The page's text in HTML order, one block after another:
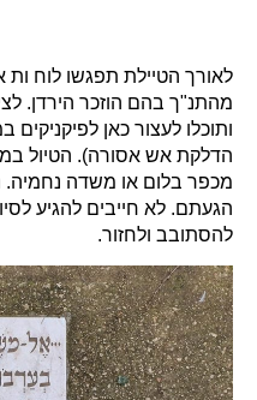
לאורך הטיילת תפגשו לוח
מהתנ"ך בהם הוזכר הירדן.
ותוכלו לעצור כאן
הדלקת אש אסורה). הטיול
מכפר בלום או משדה
הגעתם. לא חייבים להגיע
להסתובב ולחזור.